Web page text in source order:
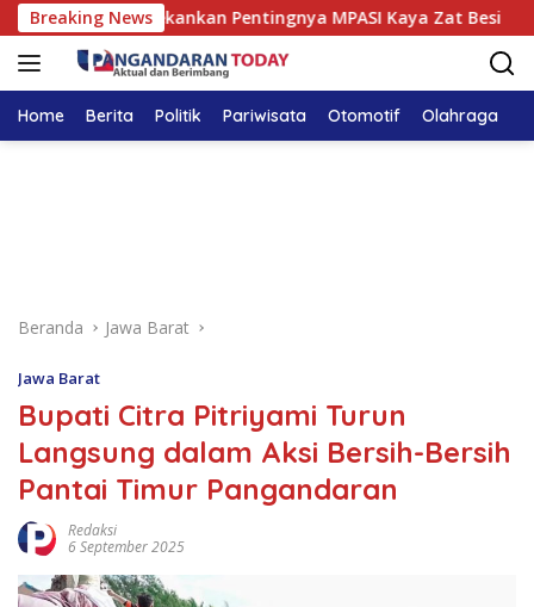
Langsung
ke
konten
Breaking NewsTekankan Pentingnya MPASI Kaya Zat Besi
Home Berita Politik Pariwisata Otomotif Olahraga
Beranda Jawa Barat
Jawa Barat
Bupati Citra Pitriyami Turun
Langsung dalam Aksi Bersih-Bersih
Pantai Timur Pangandaran
Redaksi
6 September 2025